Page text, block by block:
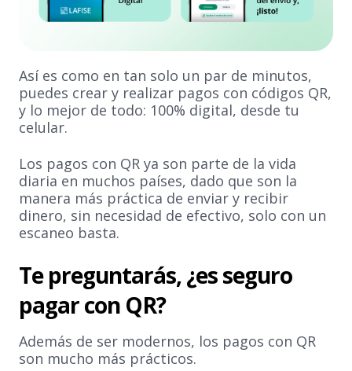
Así es como en tan solo un par de minutos,
puedes crear y realizar pagos con códigos QR,
y lo mejor de todo: 100% digital, desde tu
celular.
Los pagos con QR ya son parte de la vida
diaria en muchos países, dado que son la
manera más práctica de enviar y recibir
dinero, sin necesidad de efectivo, solo con un
escaneo basta.
Te preguntarás, ¿es seguro
pagar con QR?
Además de ser modernos, los pagos con QR
son mucho más prácticos.